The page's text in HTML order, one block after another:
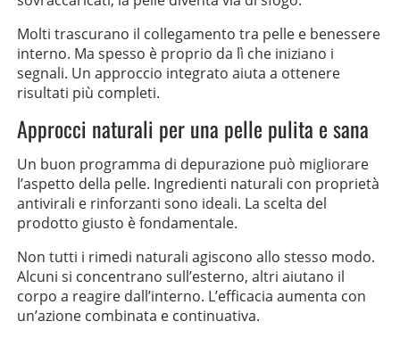
Molti trascurano il collegamento tra pelle e benessere
interno. Ma spesso è proprio da lì che iniziano i
segnali. Un approccio integrato aiuta a ottenere
risultati più completi.
Approcci naturali per una pelle pulita e sana
Un buon programma di depurazione può migliorare
l’aspetto della pelle. Ingredienti naturali con proprietà
antivirali e rinforzanti sono ideali. La scelta del
prodotto giusto è fondamentale.
Non tutti i rimedi naturali agiscono allo stesso modo.
Alcuni si concentrano sull’esterno, altri aiutano il
corpo a reagire dall’interno. L’efficacia aumenta con
un’azione combinata e continuativa.